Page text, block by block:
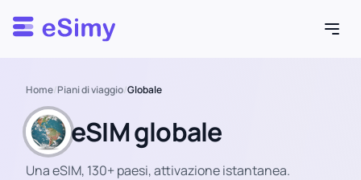
Esimy
Home/Piani di viaggio/Globale
eSIM globale
Una eSIM, 130+ paesi, attivazione istantanea.